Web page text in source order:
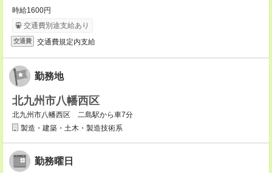
時給1600円
交通費別途支給あり
交通費 交通費規定内支給
勤務地
北九州市八幡西区
北九州市八幡西区 二島駅から車7分
製造・建築・土木・製造技術系
勤務曜日